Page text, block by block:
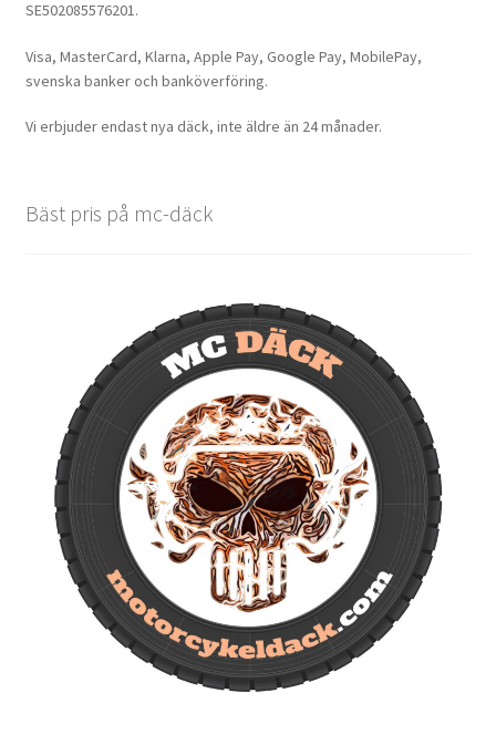
SE502085576201.
Visa, MasterCard, Klarna, Apple Pay, Google Pay, MobilePay,
svenska banker och banköverföring.
Vi erbjuder endast nya däck, inte äldre än 24 månader.
Bäst pris på mc-däck